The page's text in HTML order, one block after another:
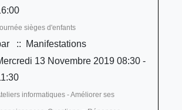
sièges d'enfants
:: Manifestations
13 Novembre 2019 08:30 -
informatiques - Améliorer ses